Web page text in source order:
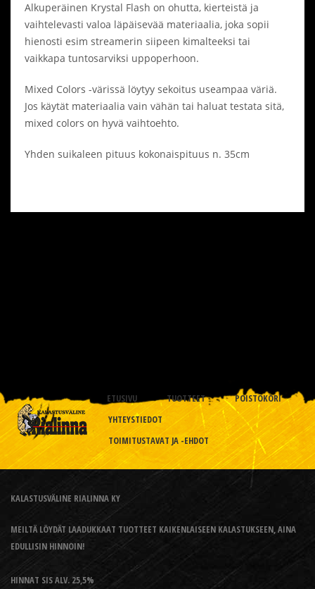
Alkuperäinen Krystal Flash on ohutta, kierteistä ja
vaihtelevasti valoa läpäisevää materiaalia, joka sopii
hienosti esim streamerin siipeen kimalteeksi tai
vaikkapa tuntosarviksi uppoperhoon.
Mixed Colors -värissä löytyy sekoitus useampaa väriä.
Jos käytät materiaalia vain vähän tai haluat testata sitä,
mixed colors on hyvä vaihtoehto.
Yhden suikaleen pituus kokonaispituus n. 35cm
ETUSIVU TUOTTEET
POISTOKORI
YHTEYSTIEDOT
TOIMITUSTAVAT JA -EHDOT
KALASTUSVÄLINE RIALINNA KY
MEILTÄ LÖYDÄT LAADUKKAAT TUOTTEET KAIKENLAISEEN KALASTUKSEEN, AINA
EDULLISIN HINNOIN!
HINNAT SIS ALV. 25,5%